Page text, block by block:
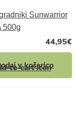
Sunwarrior
500g
44,95€
v košarico